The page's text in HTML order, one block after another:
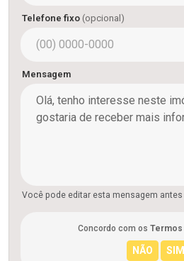
Telefone fixo (opcional)
Mensagem
Você pode editar esta mensagem antes
Concordo com os Termos